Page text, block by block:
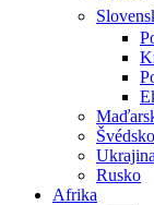
Švédsko
Ukrajina
Rusko
Afrika